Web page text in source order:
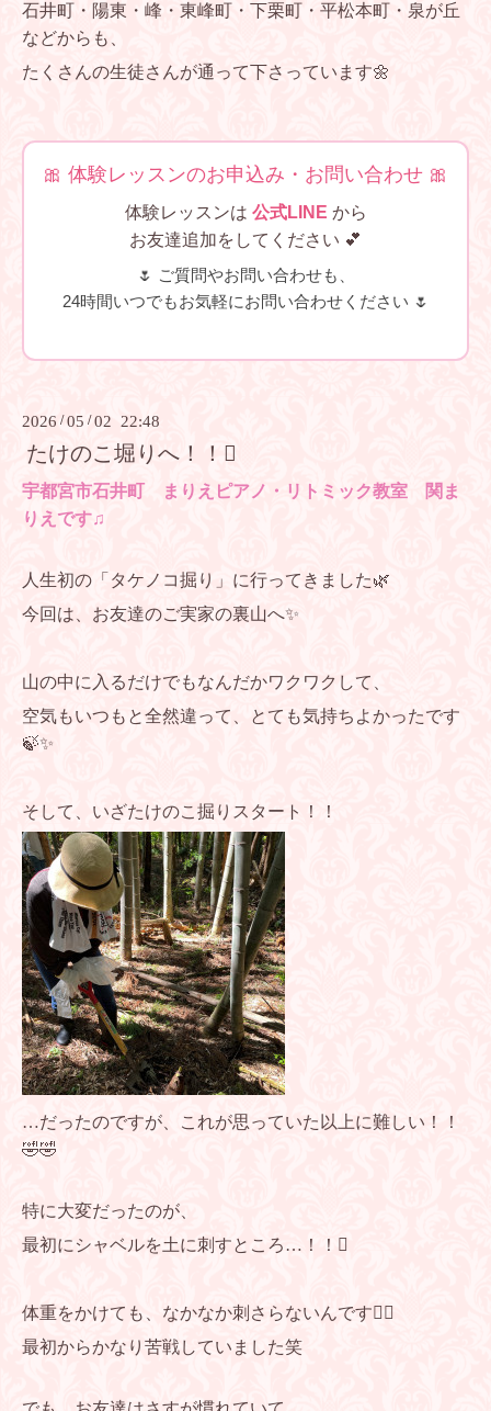
石井町・陽東・峰・東峰町・下栗町・平松本町・泉が丘
などからも、
たくさんの生徒さんが通って下さっています🌼
🎀 体験レッスンのお申込み・お問い合わせ 🎀
体験レッスンは 公式LINE から
お友達追加をしてください 💕
🌷 ご質問やお問い合わせも、
24時間いつでもお気軽にお問い合わせください 🌷
2026 /05 /02 22:48
たけのこ堀りへ！！🪏
宇都宮市石井町 まりえピアノ・リトミック教室 関ま
りえです♫
人生初の「タケノコ掘り」に行ってきました🌿
今回は、お友達のご実家の裏山へ✨
山の中に入るだけでもなんだかワクワクして、
空気もいつもと全然違って、とても気持ちよかったです
🍃✨
そして、いざたけのこ掘りスタート！！
…だったのですが、これが思っていた以上に難しい！！
🤣🤣
特に大変だったのが、
最初にシャベルを土に刺すところ…！！🪏
体重をかけても、なかなか刺さらないんです😵‍💫
最初からかなり苦戦していました笑